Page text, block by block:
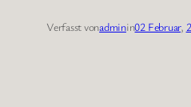
Verfasst vonadminin02 Februar,